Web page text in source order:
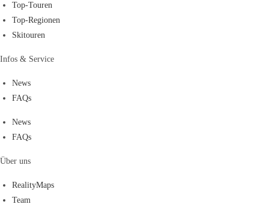
Top-Touren
Top-Regionen
Skitouren
Infos & Service
News
FAQs
News
FAQs
Über uns
RealityMaps
Team